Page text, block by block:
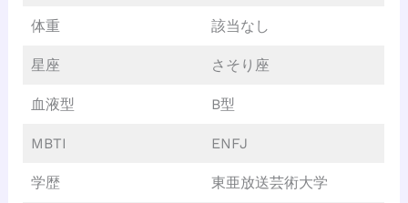
体重 該当なし
星座 さそり座
血液型 B型
MBTI ENFJ
学歴 東亜放送芸術大学